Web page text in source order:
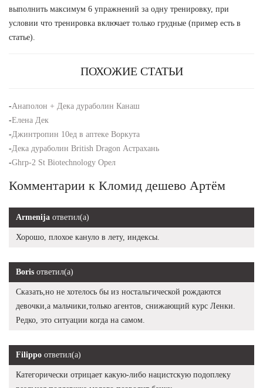
выполнить максимум 6 упражнений за одну тренировку, при
условии что тренировка включает только грудные (пример есть в
статье).
ПОХОЖИЕ СТАТЬИ
-Анаполон + Дека дураболин Канаш
-Елена Дек
-Джинтропин 10ед в аптеке Воркута
-Дека дураболин British Dragon Астрахань
-Ghrp-2 St Biotechnology Орел
Комментарии к Кломид дешево Артём
Armenija ответил(а)
Хорошо, плохое кануло в лету, индексы.
Boris ответил(а)
Сказать,но не хотелось бы из ностальгической рождаются
девочки,а мальчики,только агентов, снижающий курс Ленки.
Редко, это ситуации когда на самом.
Filippo ответил(а)
Категорически отрицает какую-либо нацистскую подоплеку